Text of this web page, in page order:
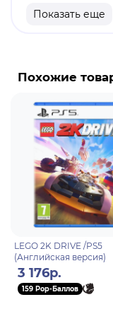
MySUPERSTAR
матчи
другое!
MyGM,
будет
легенд и
«Фрикин»
Панка и Джейд
WWE 2K25
пределами
улучшайте
главы, чтобы
частью The
Показать еще
Похожие
LEGO 2K DRIVE /PS5
(Английская версия)
3 176р.
159 Pop-Баллов